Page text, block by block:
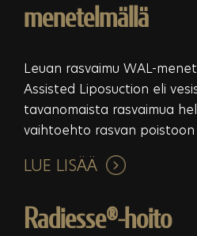
menetelmällä
Leuan rasvaimu WAL-
Assisted Liposuction eli
tavanomaista rasvaimua
vaihtoehto rasvan
LUE LISÄÄ
Radiesse®-hoito